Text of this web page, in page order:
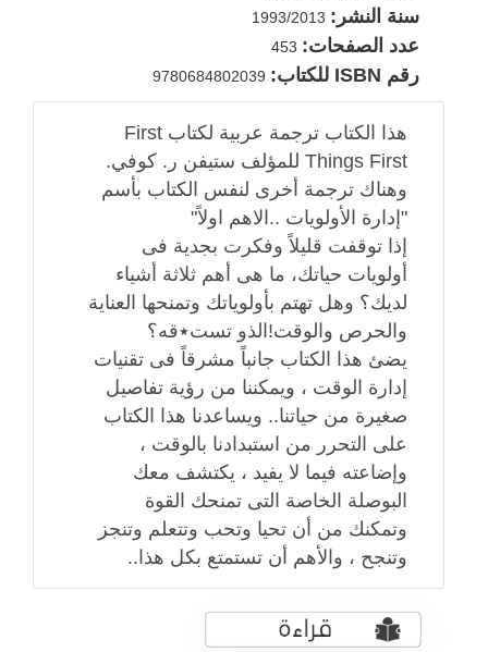
سنة النشر:
عدد الصفحات:
رقم ISBN للكتاب: 9780684802039
هذا الكتاب ترجمة عربية لكتاب First
Things First للمؤلف ستيفن ر. كوفي.
وهناك ترجمة أخرى لنفس الكتاب بأسم
"إدارة الأولويات ..الاهم اولاً"
إذا توقفت قليلاً وفكرت بجدية فى
أولويات حياتك، ما هى أهم ثلاثة أشياء
لديك؟ وهل تهتم بأولوياتك وتمنحها العناية
والحرص والوقت!الذو تست٭قه؟
يضئ هذا الكتاب جانباً مشرقاً فى تقنيات
إدارة الوقت ، ويمكننا من رؤية تفاصيل
صغيرة من حياتنا.. ويساعدنا هذا الكتاب
على التحرر من استبدادنا بالوقت ،
وإضاعته فيما لا يفيد ، يكتشف معك
البوصلة الخاصة التى تمنحك القوة
وتمكنك من أن تحيا وتحب وتتعلم وتنجز
وتنجح ، والأهم أن تستمتع بكل هذا..